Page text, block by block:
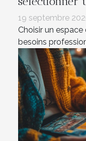
19 septembre
Choisir un
besoins